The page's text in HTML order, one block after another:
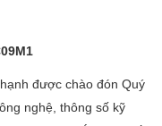
được chào đón Quý
nghệ, thông số kỹ